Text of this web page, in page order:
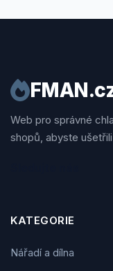
Web pro správné
shopů, abyste
KATEGORIE
Nářadí a dílna